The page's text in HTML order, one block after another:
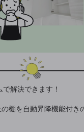
解決できます！
棚を自動昇降機能付き